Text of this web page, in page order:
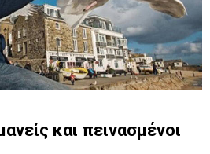
και πεινασμένοι